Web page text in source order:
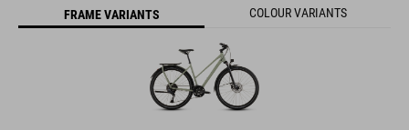
FRAME VARIANTS COLOUR VARIANTS